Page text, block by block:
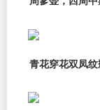
青花穿花双凤